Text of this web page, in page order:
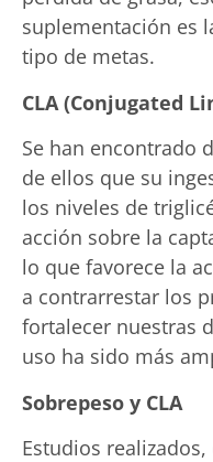
suplementación es
tipo de metas.
CLA (Conjugated
Se han encontrado
de ellos que su
los niveles de
acción sobre la
lo que favorece la
a contrarrestar los
fortalecer nuestras
uso ha sido más
Sobrepeso y CLA
Estudios